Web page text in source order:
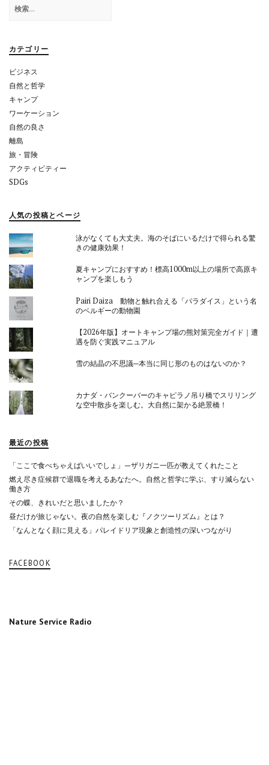
ー
ョ
ン
索:
カテゴリー
ビジネス
自然と哲学
キャンプ
ワーケーション
自然の良さ
離島
旅・冒険
アクティビティー
SDGs
人気の投稿とページ
泳がなくても大丈夫。海のそばにいるだけで得られる驚
きの健康効果！
夏キャンプにおすすめ！標高1000m以上の場所で高原キ
ャンプを楽しもう
Pairi Daiza 動物と触れ合える「パラダイス」という名
のベルギーの動物園
【2026年版】オートキャンプ場の熊対策完全ガイド｜遭
遇を防ぐ実践マニュアル
雪の結晶の不思議─本当に同じ形のものはないのか？
カナダ・バンクーバーのキャピラノ吊り橋でスリリング
な空中散歩を楽しむ。大自然に架かる絶景橋！
最近の投稿
「ここで食べちゃえばいいでしょ」—ザリガニ一匹が教えてくれたこと
燃え尽き症候群で退職を考えるあなたへ。自然と哲学に学ぶ、すり減らない
働き方
その蝶、きれいだと思いましたか？
昼だけが旅じゃない。夜の自然を楽しむ『ノクツーリズム』とは？
「なんとなく顔に見える」パレイドリア現象と創造性の深いつながり
FACEBOOK
Nature Service Radio